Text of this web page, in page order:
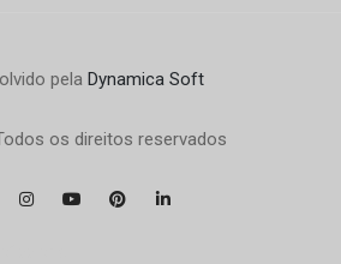
pela Dynamica Soft
os direitos reservados